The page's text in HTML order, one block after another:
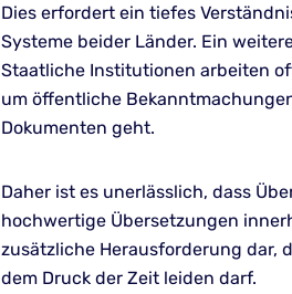
Dies erfordert ein tiefes
Systeme beider Länder. Ein
Staatliche Institutionen arbeiten
um öffentliche
Dokumenten geht.
Daher ist es unerlässlich, dass
hochwertige Übersetzungen
zusätzliche Herausforderung dar,
dem Druck der Zeit leiden darf.